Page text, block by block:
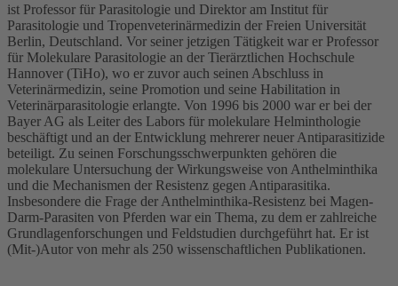
ist Professor für Parasitologie und Direktor am Institut für
Parasitologie und Tropenveterinärmedizin der Freien Universität
Berlin, Deutschland. Vor seiner jetzigen Tätigkeit war er Professor
für Molekulare Parasitologie an der Tierärztlichen Hochschule
Hannover (TiHo), wo er zuvor auch seinen Abschluss in
Veterinärmedizin, seine Promotion und seine Habilitation in
Veterinärparasitologie erlangte. Von 1996 bis 2000 war er bei der
Bayer AG als Leiter des Labors für molekulare Helminthologie
beschäftigt und an der Entwicklung mehrerer neuer Antiparasitizide
beteiligt. Zu seinen Forschungsschwerpunkten gehören die
molekulare Untersuchung der Wirkungsweise von Anthelminthika
und die Mechanismen der Resistenz gegen Antiparasitika.
Insbesondere die Frage der Anthelminthika-Resistenz bei Magen-
Darm-Parasiten von Pferden war ein Thema, zu dem er zahlreiche
Grundlagenforschungen und Feldstudien durchgeführt hat. Er ist
(Mit-)Autor von mehr als 250 wissenschaftlichen Publikationen.